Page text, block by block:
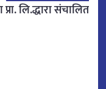
लि.द्धारा संचालित